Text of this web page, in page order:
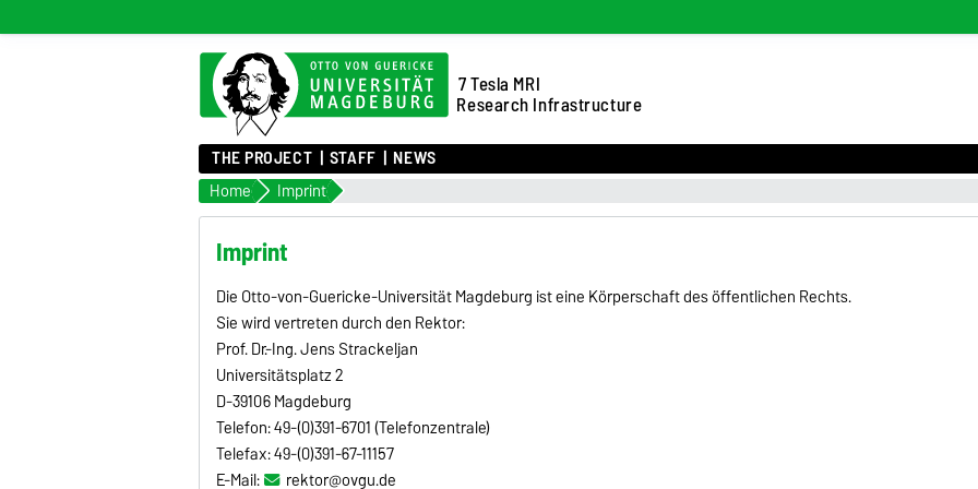
7 Tesla MRI
Research Infrastructure
THE PROJECT STAFF NEWS
Home Imprint
Imprint
Die Otto-von-Guericke-Universität Magdeburg ist eine Körperschaft des öffentlichen Rechts.
Sie wird vertreten durch den Rektor:
Prof. Dr.-Ing. Jens Strackeljan
Universitätsplatz 2
D-39106 Magdeburg
Telefon: 49-(0)391-6701 (Telefonzentrale)
Telefax: 49-(0)391-67-11157
E-Mail:
rektor@ovgu.de